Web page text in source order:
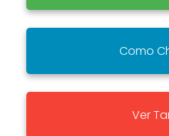
Como
Ver